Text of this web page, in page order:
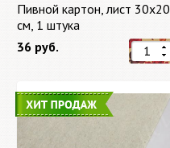
Пивной картон, лист 30х20
cм, 1 штука
36 руб.